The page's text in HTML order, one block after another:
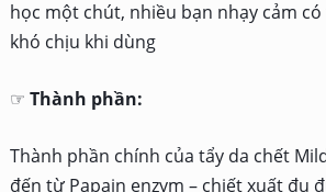
học một chút, nhiều bạn nhạy cảm
khó chịu khi dùng
☞ Thành phần:
Thành phần chính của tẩy da chết
đến từ Papain enzym – chiết xuất đu